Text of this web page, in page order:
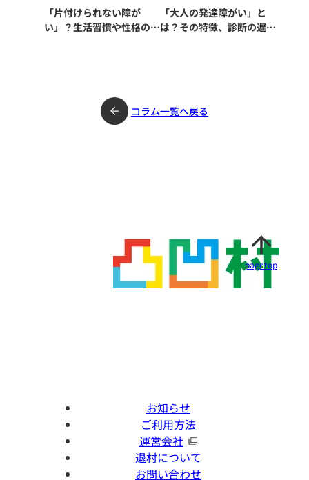
「片付けられない障が
い」？生活習慣や性格の問
「大人の発達障がい」と
は？その特徴、診断の遅
コラム一覧へ戻る
pagetop
お知らせ
ご利用方法
運営会社
退村について
お問い合わせ